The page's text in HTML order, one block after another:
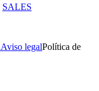
SALES
Aviso legalPolítica de